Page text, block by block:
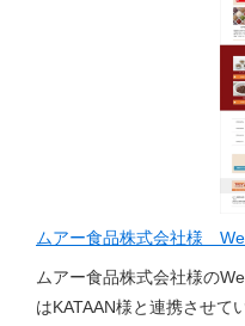
ムアー食品株式会社様
ムアー食品株式会社様の
はKATAAN様と連携させて